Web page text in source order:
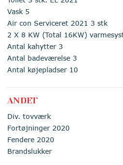
Vask 5
Air con Serviceret 2021 3 stk
2 X 8 KW (Total 16KW)
Antal kahytter 3
Antal badeværelse 3
Antal køjepladser 10
ANDET
Div. tovværk
Fortøjninger 2020
Fendere 2020
Brandslukker